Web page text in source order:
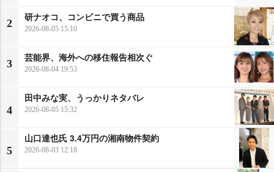
2
研ナオコ、コンビニで買う商品
2026-08-05 15:10
3
芸能界、海外への移住報告相次ぐ
2026-08-04 19:53
4
田中みな実、うっかりネタバレ
2026-08-05 15:32
5
山口達也氏 3.4万円の湘南物件契約
2026-08-03 12:18